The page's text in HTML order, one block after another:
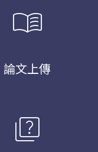
menu_book
論文上傳
quiz